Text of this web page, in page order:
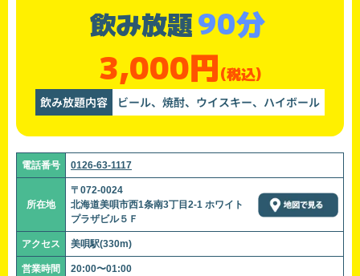
飲み放題90分
3,000円(税込)
飲み放題内容 ビール、焼酎、ウイスキー、ハイボール
電話番号 0126-63-1117
所在地
〒072-0024
北海道美唄市西1条南3丁目2-1 ホワイト
プラザビル５Ｆ
アクセス 美唄駅(330m)
営業時間 20:00〜01:00